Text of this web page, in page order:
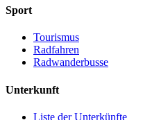
Sport
Tourismus
Radfahren
Radwanderbusse
Unterkunft
Liste der Unterkünfte